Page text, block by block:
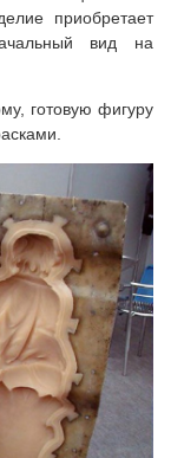
приобретает
вид на
готовую фигуру